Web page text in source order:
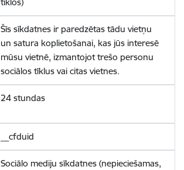
Šīs sīkdatnes ir paredzētas tādu vietņu
un satura koplietošanai, kas jūs interesē
mūsu vietnē, izmantojot trešo personu
sociālos tīklus vai citas vietnes.
24 stundas
__cfduid
Sociālo mediju sīkdatnes (nepieciešamas,